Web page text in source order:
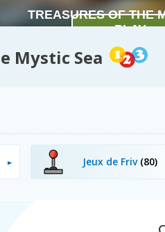
Mystic Sea
Jeux de Friv (80)